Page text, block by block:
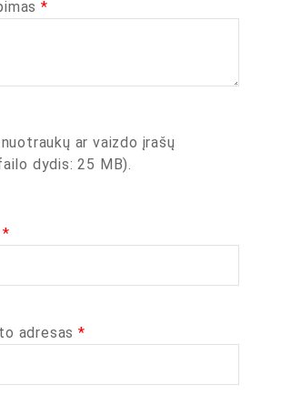
*
ar vaizdo įrašų
dydis: 25 MB).
*
adresas *